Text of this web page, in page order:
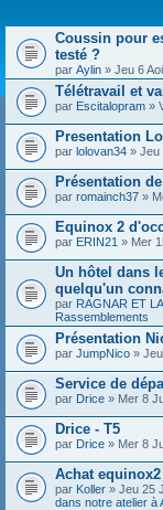
Coussin pour
testé ?
par Aylin » Jeu 6
Télétravail et
par Escitalopram »
Presentation
par lolovan34 » Jeu
Présentation
par romainch37 »
Equinox 2
par ERIN21 » Mer
Un hôtel dans
quelqu'un
par RAGNAR ET
Rassemblements
Présentation
par JumpNico »
Service de
par Drice » Mer 8
Drice - T5
par Drice » Mer 8
Achat equinox2
par Koller » Jeu 25
dans notre atelier à